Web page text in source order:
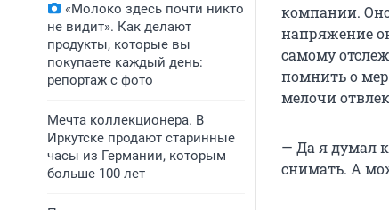
«Молоко здесь почти никто
не видит». Как делают
продукты, которые вы
покупаете каждый день:
репортаж с фото
Мечта коллекционера. В
Иркутске продают старинные
часы из Германии, которым
больше 100 лет
компании.
напряжение
самому
помнить о
мелочи
— Да я думал
снимать. А